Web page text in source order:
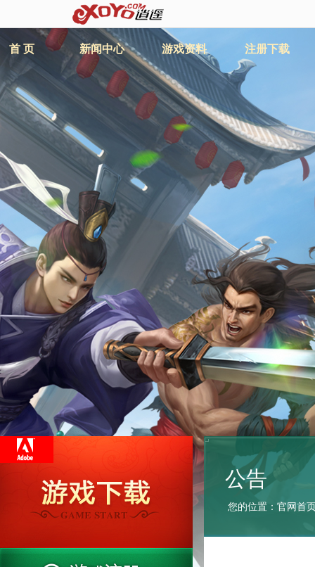
首 页 新闻中心 游戏资料 注册下载
公告
您的位置： 官网首